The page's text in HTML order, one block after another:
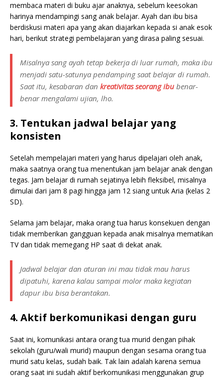
membaca materi di buku ajar anaknya, sebelum keesokan
harinya mendampingi sang anak belajar. Ayah dan ibu bisa
berdiskusi materi apa yang akan diajarkan kepada si anak esok
hari, berikut strategi pembelajaran yang dirasa paling sesuai.
Misalnya sang ayah tetap bekerja di luar rumah, maka ibu
menjadi satu-satunya pendamping saat belajar di rumah.
Saat itu, kesabaran dan kreativitas seorang ibu benar-
benar mengalami ujian, lho.
3. Tentukan jadwal belajar yang
konsisten
Setelah mempelajari materi yang harus dipelajari oleh anak,
maka saatnya orang tua menentukan jam belajar anak dengan
tegas. Jam belajar di rumah sejatinya lebih fleksibel, misalnya
dimulai dari jam 8 pagi hingga jam 12 siang untuk Aria (kelas 2
SD).
Selama jam belajar, maka orang tua harus konsekuen dengan
tidak memberikan gangguan kepada anak misalnya mematikan
TV dan tidak memegang HP saat di dekat anak.
Jadwal belajar dan aturan ini mau tidak mau harus
dipatuhi, karena kalau sampai molor maka kegiatan
dapur ibu bisa berantakan.
4. Aktif berkomunikasi dengan guru
Saat ini, komunikasi antara orang tua murid dengan pihak
sekolah (guru/wali murid) maupun dengan sesama orang tua
murid satu kelas, sudah baik. Tak lain adalah karena semua
orang saat ini sudah aktif berkomunikasi menggunakan grup